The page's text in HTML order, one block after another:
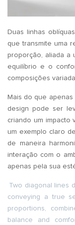
Duas linhas
que transmite uma
proporção, aliada a
equilíbrio e o
composições
Mais do que
design pode ser
criando um impacto
um exemplo claro
de maneira
interação com o
apenas pela sua
Two diagonal lines
conveying a true
proportions,
balance and